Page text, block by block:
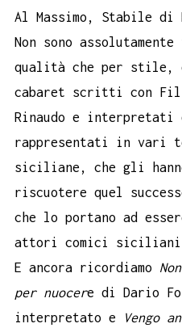
Al Massimo, Stabile di
Non sono
qualità che per stile,
cabaret scritti con
Rinaudo e interpretati
rappresentati in vari
siciliane, che gli
riscuotere quel
che lo portano ad
attori comici
E ancora ricordiamo
per nuocere di Dario
interpretato e
Vengo